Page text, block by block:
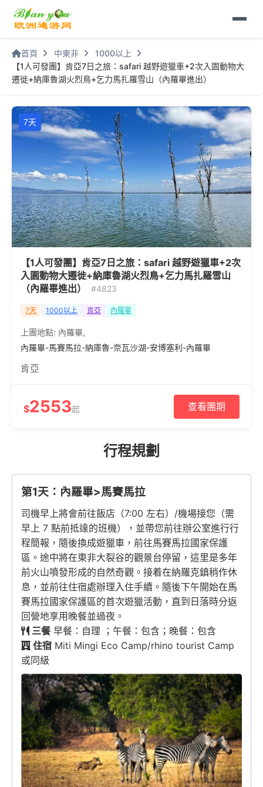
首頁 中東非
1000以上
【1人可發團】肯亞7日之旅：safari 越野遊獵車+2次入園動物大
遷徙+納庫魯湖火烈鳥+乞力馬扎羅雪山（內羅畢進出）
7天
【1人可發團】肯亞7日之旅：safari 越野遊獵車+2次
入園動物大遷徙+納庫魯湖火烈鳥+乞力馬扎羅雪山
（內羅畢進出）
#4823
7天 1000以上 肯亞 內羅畢
上團地點: 內羅畢,
內羅畢-馬賽馬拉-納庫魯-奈瓦沙湖-安博塞利-內羅畢
肯亞
$2553起 查看團期
行程規劃
第1天：內羅畢>馬賽馬拉
司機早上將會前往飯店（7:00 左右）/機場接您（需
早上 7 點前抵達的班機），並帶您前往辦公室進行行
程簡報，隨後換成遊獵車，前往馬賽馬拉國家保護
區。途中將在東非大裂谷的觀景台停留，這里是多年
前火山噴發形成的自然奇觀。接着在納羅克鎮稍作休
息，並前往住宿處辦理入住手續。隨後下午開始在馬
賽馬拉國家保護區的首次遊獵活動，直到日落時分返
回營地享用晚餐並過夜。
三餐早餐：自理 ；午餐：包含；晚餐：包含
住宿 Miti Mingi Eco Camp/rhino tourist Camp
或同級